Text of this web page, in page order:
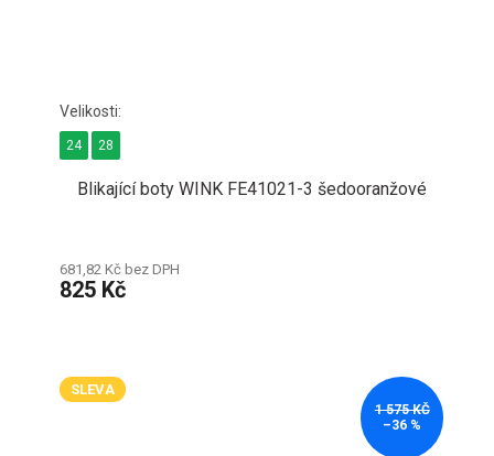
Blikající boty WINK FE41021-3 šedooranžové
681,82 Kč bez DPH
825 Kč
24 28
SLEVA
1 575 KČ
–36 %